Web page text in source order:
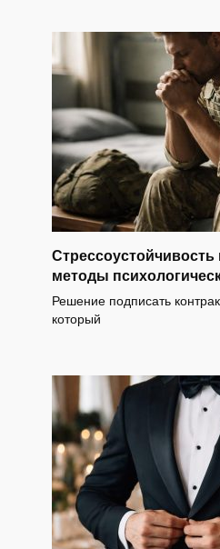
методы
Решение подписать
который